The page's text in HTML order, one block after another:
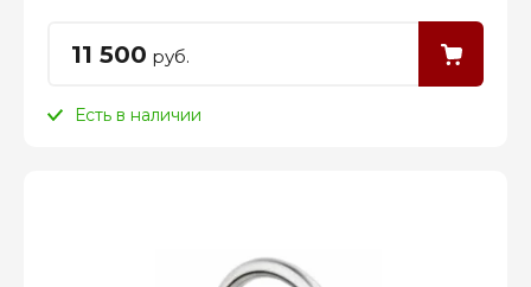
11 500 руб.
Есть в наличии